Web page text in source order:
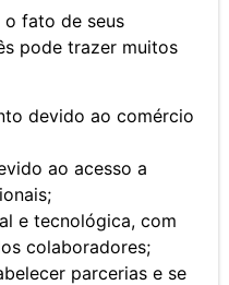
fato de seus
pode trazer muitos
devido ao comércio
ao acesso a
e tecnológica, com
colaboradores;
parcerias e se